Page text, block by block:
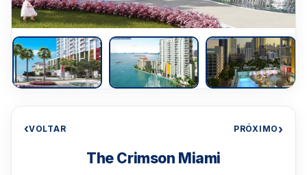
‹VOLTAR PRÓXIMO›
The Crimson Miami